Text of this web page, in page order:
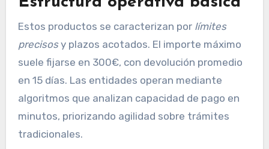
Estos productos se caracterizan por límites
precisosy plazos acotados. El importe máximo
suele fijarse en 300€, con devolución promedio
en 15 días. Las entidades operan mediante
algoritmos que analizan capacidad de pago en
minutos, priorizando agilidad sobre trámites
tradicionales.